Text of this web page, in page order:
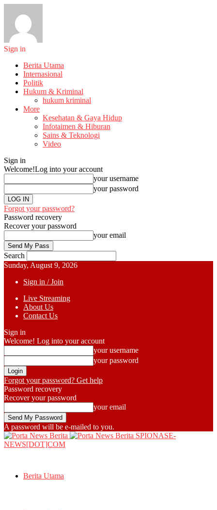
Sign in
Berita Utama
Internasional
Politik
Hukum & Kriminal
hukum kriminal
More
Kesehatan & Gaya Hidup
Infotaimen & Hiburan
Sains & Teknologi
Video
Sign in
Welcome!Log into your account
your username
your password
Forgot your password?
Password recovery
Recover your password
your email
Search
Sunday, August 9, 2026
Sign in / Join
Live Streaming
About Us
Contact Us
Sign in
Welcome! Log into your account
your username
your password
Forgot your password? Get help
Password recovery
Recover your password
your email
A password will be e-mailed to you.
SPIONASE-
NEWS[DOT]COM
Berita Utama